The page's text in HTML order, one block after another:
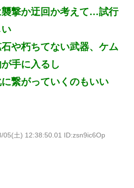
襲撃か迂回か考えて…試行
や朽ちてない武器、ケム
手に入るし
繋がっていくのもいい
05(土) 12:38:50.01 ID:zsn9ic6Op